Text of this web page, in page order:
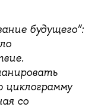
будущего”:
циклограмму
со